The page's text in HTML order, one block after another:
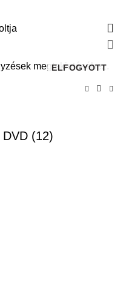
ELFOGYOTT
(12)
megtekintéséhez.